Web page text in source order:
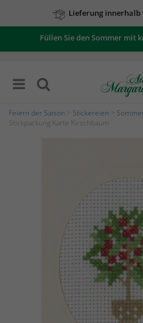
Lieferung innerhalb
Füllen Sie den Sommer mit
Feiern der Saison Stickereien
Stickpackung Karte Kirschbaum